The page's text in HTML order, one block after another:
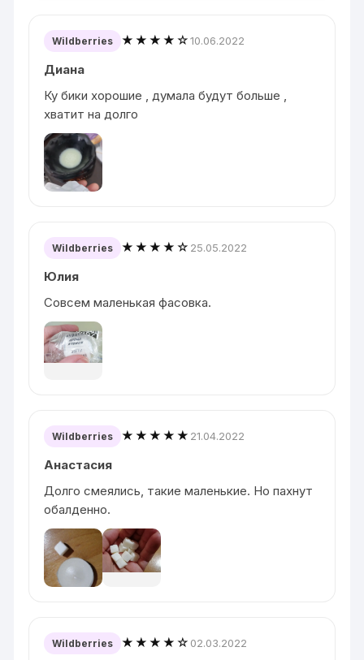
Wildberries ★★★★☆10.06.2022
Диана
Ку бики хорошие , думала будут больше ,
хватит на долго
Wildberries ★★★★☆ 25.05.2022
Юлия
Совсем маленькая фасовка.
Wildberries ★★★★★ 21.04.2022
Анастасия
Долго смеялись, такие маленькие. Но пахнут
обалденно.
Wildberries ★★★★☆ 02.03.2022